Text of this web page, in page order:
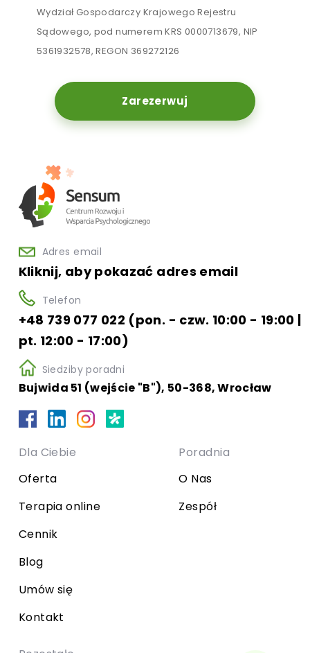
Wydział Gospodarczy Krajowego Rejestru
Sądowego, pod numerem KRS 0000713679, NIP
5361932578, REGON 369272126
Zarezerwuj
Adres email
Kliknij, aby pokazać adres email
Telefon
+48 739 077 022 (pon. - czw. 10:00 - 19:00 |
pt. 12:00 - 17:00)
Siedziby poradni
Bujwida 51 (wejście "B"), 50-368, Wrocław
Dla Ciebie
Oferta
Terapia online
Cennik
Blog
Umów się
Kontakt
Poradnia
O Nas
Zespół